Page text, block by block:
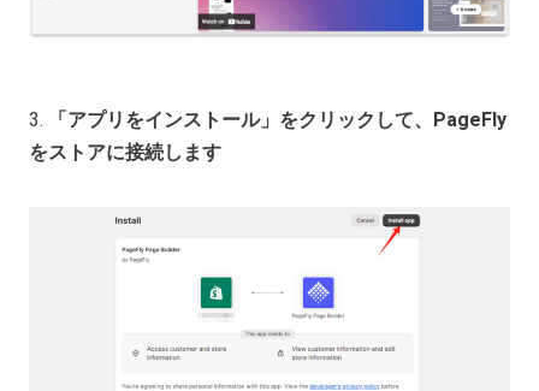
3.
「アプリをインストール」をクリックして、PageFly
をストアに接続します